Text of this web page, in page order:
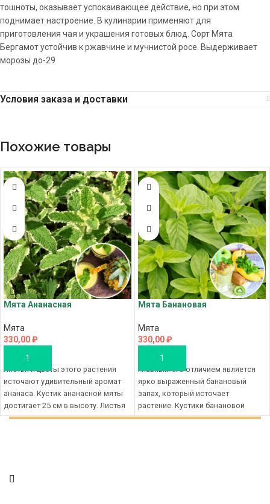
тошноты, оказывает успокаивающее действие, но при этом
поднимает настроение. В кулинарии применяют для
приготовления чая и украшения готовых блюд. Сорт Мята
Бергамот устойчив к ржавчине и мучнистой росе. Выдерживает
морозы до-29
Условия заказа и доставки
Похожие товары
Мята Ананасная
Мята
330,00₽
В КОРЗИНУ
Листья и цветы этого растения
источают удивительный аромат
ананаса. Кустик ананасной мяты
достигает 25 см в высоту. Листья
двухцветные, зеленые
Мята Банановая
Мята
330,00₽
В КОРЗИНУ
Главным его отличием является
ярко выраженный банановый
запах, который источает
растение. Кустики банановой
мяты компактные, высотой 30 см.